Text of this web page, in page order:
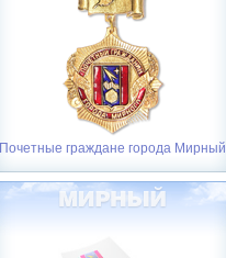
Почетные граждане города Мирный